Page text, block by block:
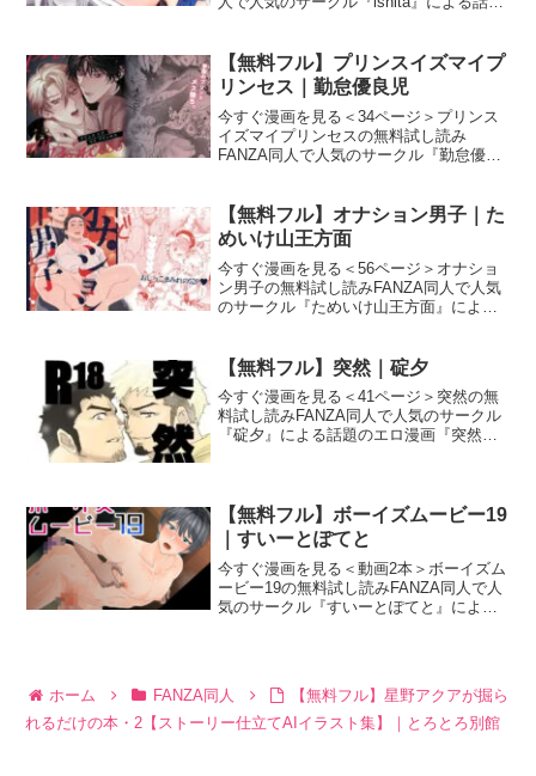
くんとおべんきょう 画像1伊織くんとお
べんきょ
【無料フル】プリンスイズマイプ
リンセス｜勤怠優良児
今すぐ漫画を見る＜34ページ＞プリンス
イズマイプリンセスの無料試し読み
FANZA同人で人気のサークル『勤怠優良
を紹介します。プリンスイズマイプリン
セス 画像1プリンスイ
【無料フル】オナション男子｜た
めいけ山王方面
今すぐ漫画を見る＜56ページ＞オナショ
ン男子の無料試し読みFANZA同人で人気
のサークル『ためいけ山王方面』による
ン男子 画像1オナション男子 画像2オナシ
ョン男子 画
【無料フル】突然｜碇夕
今すぐ漫画を見る＜41ページ＞突然の無
料試し読みFANZA同人で人気のサークル
『碇夕』による話題のエロ漫画『突然』
イトル）
【無料フル】ボーイズムービー19
｜すいーとぽてと
今すぐ漫画を見る＜動画2本＞ボーイズム
ービー19の無料試し読みFANZA同人で人
気のサークル『すいーとぽてと』による
ホーム FANZA同人
【無料フル】星野アクアが掘ら
れるだけの本・2【ストーリー仕立てAIイラスト集】｜とろとろ別館